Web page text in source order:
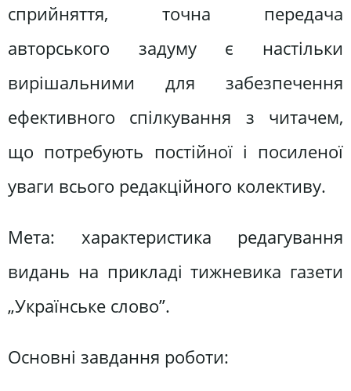
сприйняття, точна передача
авторського задуму є настільки
вирішальними для забезпечення
ефективного спілкування з читачем,
що потребують постійної і посиленої
уваги всього редакційного колективу.
Мета: характеристика редагування
видань на прикладі тижневика газети
„Українське слово”.
Основні завдання роботи: